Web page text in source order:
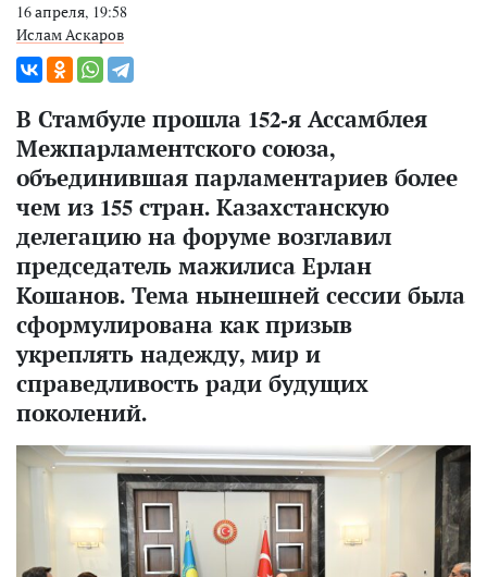
16 апреля, 19:58
Ислам Аскаров
В Стамбуле прошла 152-я Ассамблея
Межпарламентского союза,
объединившая парламентариев более
чем из 155 стран. Казахстанскую
делегацию на форуме возглавил
председатель мажилиса Ерлан
Кошанов. Тема нынешней сессии была
сформулирована как призыв
укреплять надежду, мир и
справедливость ради будущих
поколений.